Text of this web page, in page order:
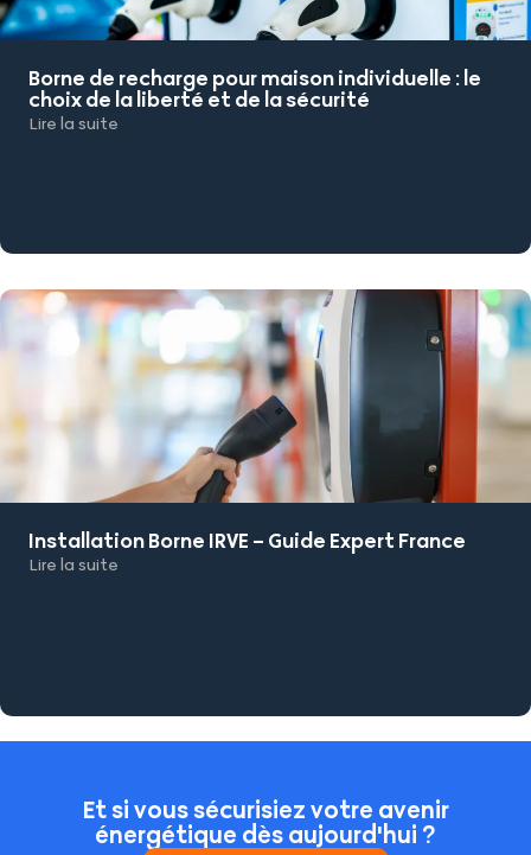
Borne de recharge pour maison individuelle : le
choix de la liberté et de la sécurité
Lire la suite
Installation Borne IRVE – Guide Expert France
Lire la suite
Et si vous sécurisiez votre avenir
énergétique dès aujourd'hui ?